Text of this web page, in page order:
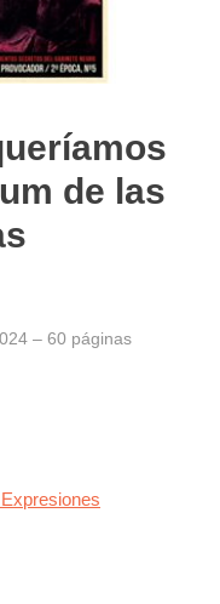
de las
– 60 páginas